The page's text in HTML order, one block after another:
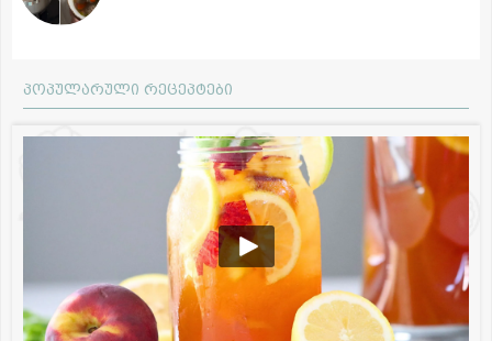
პოპულარული რეცეპტები